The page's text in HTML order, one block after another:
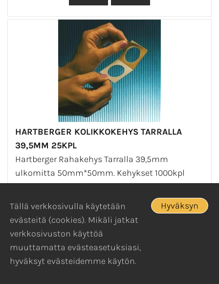
HARTBERGER KOLIKKOKEHYS TARRALLA
39,5MM 25KPL
Hartberger Rahakehys Tarralla 39,5mm
ulkomitta 50mm*50mm. Kehykset 1000kpl
laatikosta.
4,40 €
In stock
Tällä verkkosivulla käytetään
evästeitä (cookies). Mikäli jatkat
verkkosivuston käyttöä
muuttamatta evästeasetuksiasi,
hyväksyt evästeidemme käytön.
Hyväksyn